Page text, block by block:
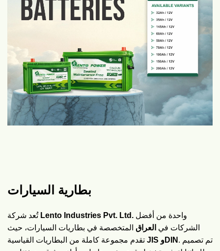
بطارية السيارات
تُعد شركة Lento Industries Pvt. Ltd.
الشركات في العراق المتخصصة في بطاريات السيارات، حيث
JIS وDIN . تم تصميم